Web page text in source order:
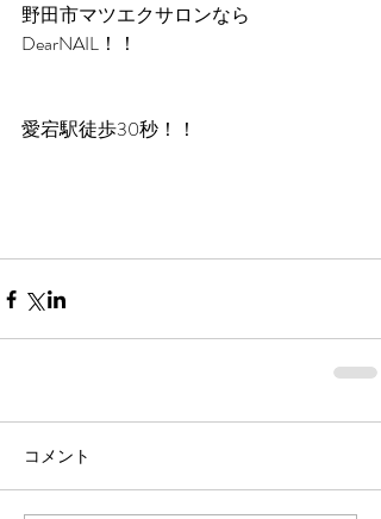
野田市マツエクサロンなら
DearNAIL！！
愛宕駅徒歩30秒！！
コメント